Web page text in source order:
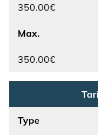
350.00€
Max.
350.00€
Type